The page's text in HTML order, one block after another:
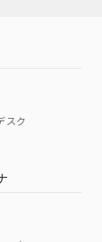
へ
い
スク